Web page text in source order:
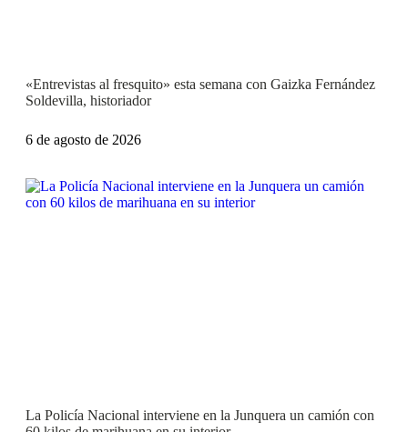
«Entrevistas al fresquito» esta semana con Gaizka Fernández
Soldevilla, historiador
6 de agosto de 2026
La Policía Nacional interviene en la Junquera un camión con